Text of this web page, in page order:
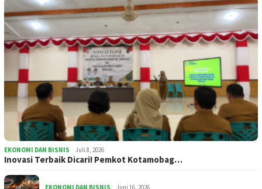
EKONOMI DAN BISNIS Juli 8, 2026
Inovasi Terbaik Dicari! Pemkot Kotamobag…
EKONOMI DAN BISNIS Juni 16, 2026